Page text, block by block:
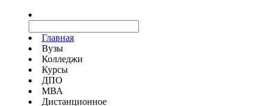
Главная
Вузы
Колледжи
Курсы
ДПО
МВА
Дистанционное